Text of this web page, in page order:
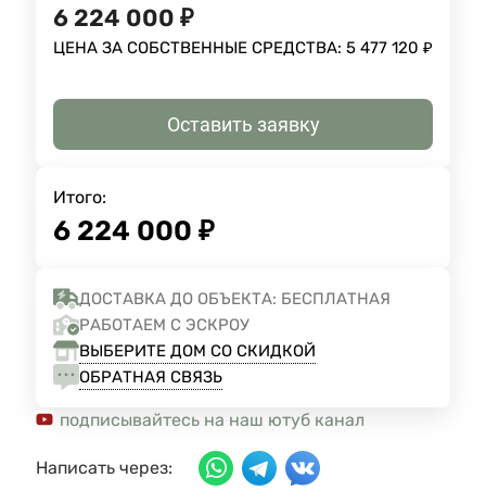
6 224 000 ₽
ЦЕНА ЗА СОБСТВЕННЫЕ СРЕДСТВА: 5 477 120 ₽
Оставить заявку
Итого:
6 224 000 ₽
ДОСТАВКА ДО ОБЪЕКТА: БЕСПЛАТНАЯ
РАБОТАЕМ С ЭСКРОУ
ВЫБЕРИТЕ ДОМ СО СКИДКОЙ
ОБРАТНАЯ СВЯЗЬ
подписывайтесь на наш ютуб канал
Написать через: